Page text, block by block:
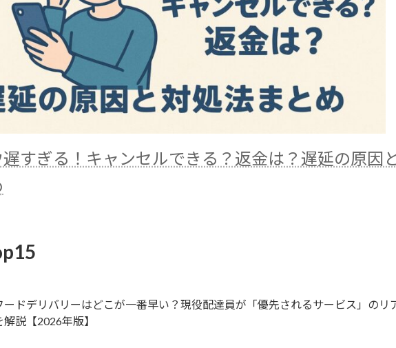
すぎる！キャンセルできる？返金は？遅延の原因
ードデリバリーはどこが一番早い？現役配達員が「優先されるサービス」のリ
解説【2026年版】